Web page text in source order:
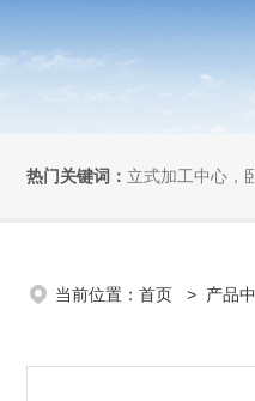
热门关键词： 立式加工中心，
当前位置： 首页 > 产品